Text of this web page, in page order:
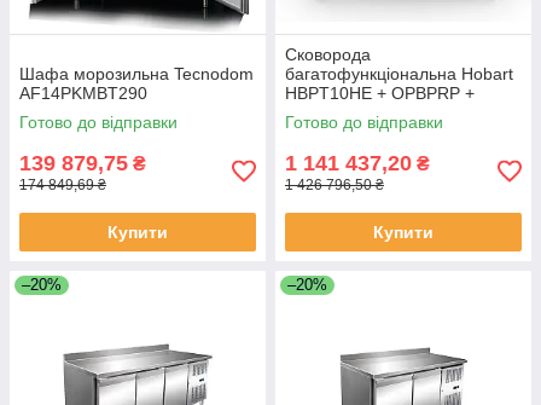
Шафа морозильна Tecnodom
AF14PKMBT290
Готово до відправки
139 879,75 ₴
174 849,69 ₴
Купити
Сковорода
багатофункціональна Hobart
HBPT10HE + OPBPRP +
ACSC
Готово до відправки
1 141 437,20 ₴
1 426 796,50 ₴
Купити
–20% –20%